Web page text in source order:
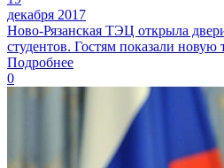
декабря 2017
Ново-Рязанская ТЭЦ открыла
студентов. Гостям показали новую
Подробнее
0